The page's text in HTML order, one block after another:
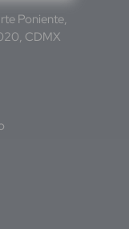
Poniente,
CDMX